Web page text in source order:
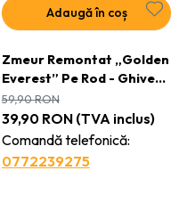
Adaugă în coș
Zmeur Remontat „Golden
Everest” Pe Rod - Ghiveci
2L - H 30 - 40 cm
39,90 RON(TVA inclus)
Comandă telefonică:
0772239275
59,90RON